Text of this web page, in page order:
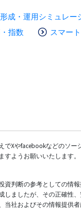
成・運用シミュレー
指数 スマー
Xやfacebookなどのソ
ようお願いいたします。
判断の参考としての情
ましたが、その正確性
社およびその情報提供者